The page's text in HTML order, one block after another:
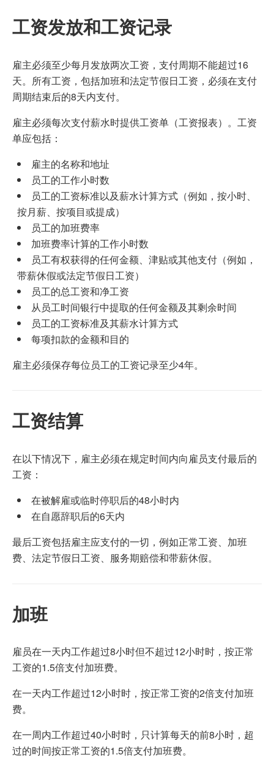
工资发放和工资记录
雇主必须至少每月发放两次工资，支付周期不能超过16
天。所有工资，包括加班和法定节假日工资，必须在支付
周期结束后的8天内支付。
雇主必须每次支付薪水时提供工资单（工资报表）。工资
单应包括：
雇主的名称和地址
员工的工作小时数
员工的工资标准以及薪水计算方式（例如，按小时、
按月薪、按项目或提成）
员工的加班费率
加班费率计算的工作小时数
员工有权获得的任何金额、津贴或其他支付（例如，
带薪休假或法定节假日工资）
员工的总工资和净工资
从员工时间银行中提取的任何金额及其剩余时间
员工的工资标准及其薪水计算方式
每项扣款的金额和目的
雇主必须保存每位员工的工资记录至少4年。
工资结算
在以下情况下，雇主必须在规定时间内向雇员支付最后的
工资：
在被解雇或临时停职后的48小时内
在自愿辞职后的6天内
最后工资包括雇主应支付的一切，例如正常工资、加班
费、法定节假日工资、服务期赔偿和带薪休假。
加班
雇员在一天内工作超过8小时但不超过12小时时，按正常
工资的1.5倍支付加班费。
在一天内工作超过12小时时，按正常工资的2倍支付加班
费。
在一周内工作超过40小时时，只计算每天的前8小时，超
过的时间按正常工资的1.5倍支付加班费。